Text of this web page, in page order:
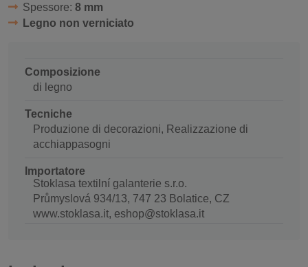
Spessore: 8 mm
Legno non verniciato
Composizione
di legno
Tecniche
Produzione di decorazioni, Realizzazione di
acchiappasogni
Importatore
Stoklasa textilní galanterie s.r.o.
Průmyslová 934/13, 747 23 Bolatice, CZ
www.stoklasa.it, eshop@stoklasa.it